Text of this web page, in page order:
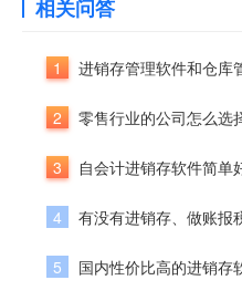
相关问答
1 进销存管理软件和仓库
2 零售行业的公司怎么选
3 自会计进销存软件简单
4 有没有进销存、做账报
5 国内性价比高的进销存